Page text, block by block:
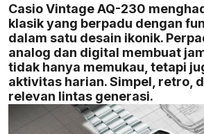
Casio Vintage AQ-230
klasik yang berpadu dengan
dalam satu desain ikonik.
analog dan digital membuat
tidak hanya memukau, tetapi
aktivitas harian. Simpel, retro,
relevan lintas generasi.